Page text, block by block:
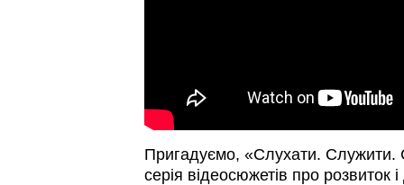
Пригадуємо, «Слухати. Служити.
серія відеосюжетів про розвиток